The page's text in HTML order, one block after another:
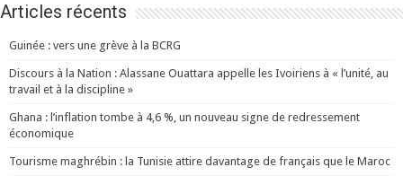
Articles récents
Guinée : vers une grève à la BCRG
Discours à la Nation : Alassane Ouattara appelle les Ivoiriens à « l’unité, au
travail et à la discipline »
Ghana : l’inflation tombe à 4,6 %, un nouveau signe de redressement
économique
Tourisme maghrébin : la Tunisie attire davantage de français que le Maroc